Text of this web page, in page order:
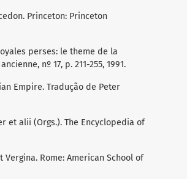
Princeton: Princeton
perses: le theme de la
nº 17, p. 211-255, 1991.
Empire. Tradução de Peter
et alii (Orgs.). The Encyclopedia of
Vergina. Rome: American School of